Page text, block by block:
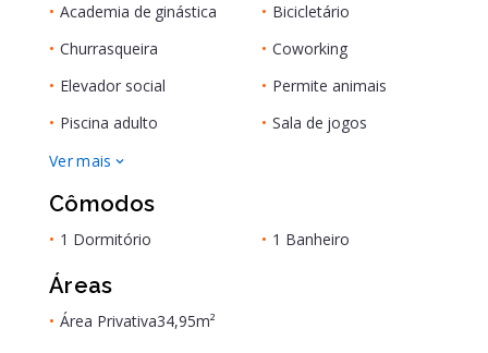
• Academia de ginástica • Bicicletário
• Churrasqueira • Coworking
• Elevador social • Permite animais
• Piscina adulto • Sala de jogos
Ver mais
Cômodos
• 1 Dormitório • 1 Banheiro
Áreas
• Área Privativa34,95m²